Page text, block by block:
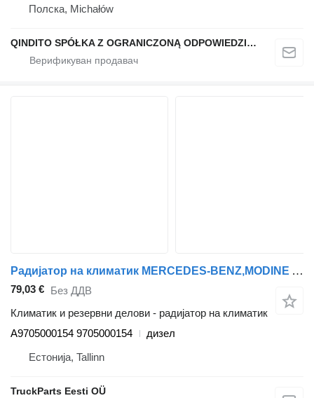
Полска, Michałów
QINDITO SPÓŁKA Z OGRANICZONĄ ODPOWIEDZIALNOŚCIĄ
Радијатор на климатик MERCEDES-BENZ,MODINE Atego 3 (01.13-) A9705000154 за камион влекач Mercedes-Benz Atego, Atego 2, Atego 3 (1996-)
79,03 € Без ДДВ
Климатик и резервни делови - радијатор на климатик
A9705000154 9705000154
дизел
Естонија, Tallinn
TruckParts Eesti OÜ